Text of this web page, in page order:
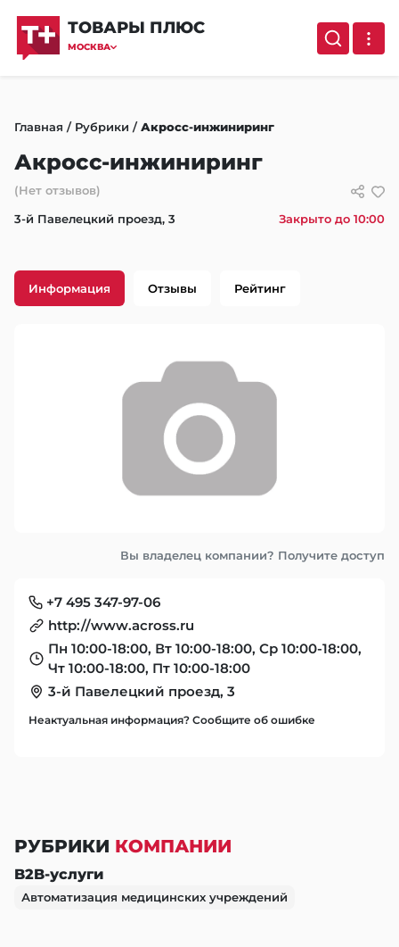
ТОВАРЫ ПЛЮС
МОСКВА
Главная / Рубрики /Акросс-инжиниринг
Акросс-инжиниринг
(Нет отзывов)
3-й Павелецкий проезд, 3
Закрыто до 10:00
Информация Отзывы Рейтинг
Вы владелец компании? Получите доступ
+7 495 347-97-06
http://www.across.ru
Пн 10:00-18:00, Вт 10:00-18:00, Ср 10:00-18:00,
Чт 10:00-18:00, Пт 10:00-18:00
3-й Павелецкий проезд, 3
Неактуальная информация? Сообщите об ошибке
РУБРИКИ КОМПАНИИ
B2B-услуги
Автоматизация медицинских учреждений